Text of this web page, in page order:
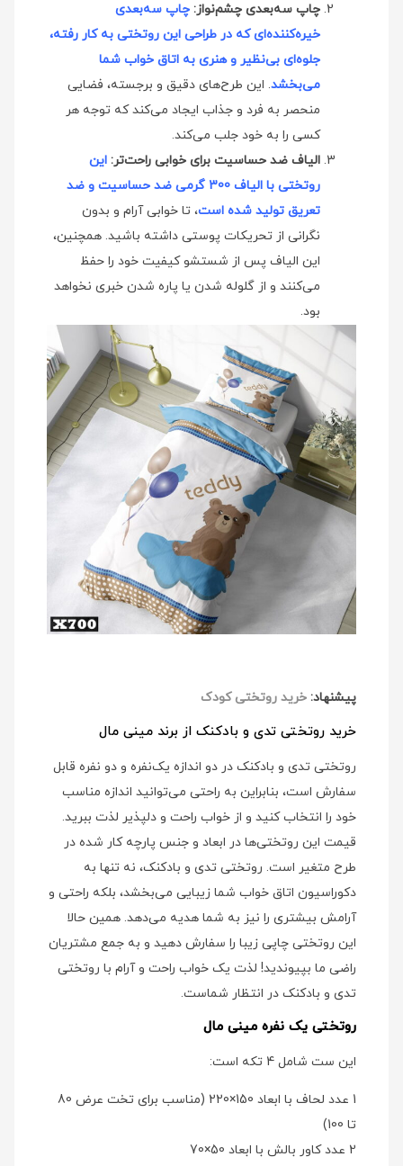
چاپ سه‌بعدی چشم‌نواز: چاپ سه‌بعدی
خیره‌کننده‌ای که در طراحی این روتختی به کار رفته،
جلوه‌ای بی‌نظیر و هنری به اتاق خواب شما
می‌بخشد. این طرح‌های دقیق و برجسته، فضایی
منحصر به فرد و جذاب ایجاد می‌کند که توجه هر
کسی را به خود جلب می‌کند.
الیاف ضد حساسیت برای خوابی راحت‌تر: این
روتختی با الیاف 300 گرمی ضد حساسیت و ضد
تعریق تولید شده است، تا خوابی آرام و بدون
نگرانی از تحریکات پوستی داشته باشید. همچنین،
این الیاف پس از شستشو کیفیت خود را حفظ
می‌کنند و از گلوله شدن یا پاره شدن خبری نخواهد
بود.
پیشنهاد: خرید روتختی کودک
خرید روتختی تدی و بادکنک از برند مینی مال
روتختی تدی و بادکنک در دو اندازه یک‌نفره و دو نفره قابل
سفارش است، بنابراین به راحتی می‌توانید اندازه مناسب
خود را انتخاب کنید و از خواب راحت و دلپذیر لذت ببرید.
قیمت این روتختی‌ها در ابعاد و جنس پارچه کار شده در
طرح متغیر است. روتختی تدی و بادکنک، نه تنها به
دکوراسیون اتاق خواب شما زیبایی می‌بخشد، بلکه راحتی و
آرامش بیشتری را نیز به شما هدیه می‌دهد. همین حالا
این روتختی چاپی زیبا را سفارش دهید و به جمع مشتریان
راضی ما بپیوندید! لذت یک خواب راحت و آرام با روتختی
تدی و بادکنک در انتظار شماست.
روتختی یک نفره مینی مال
این ست شامل 4 تکه است:
1 عدد لحاف با ابعاد 150×220 (مناسب برای تخت عرض 80
تا 100)
2 عدد کاور بالش با ابعاد 50×70